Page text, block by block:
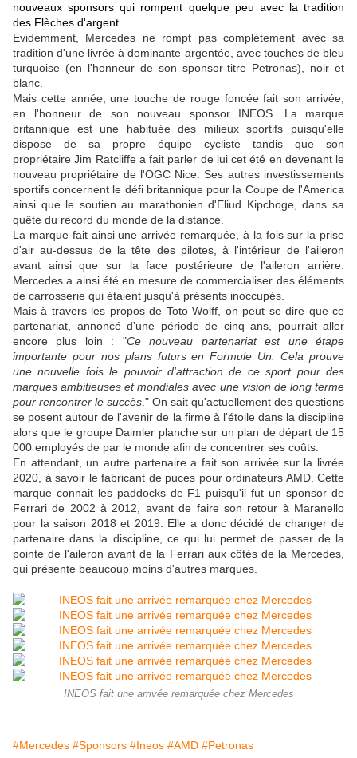
nouveaux sponsors qui rompent quelque peu avec la tradition
des Flèches d'argent.
Evidemment, Mercedes ne rompt pas complètement avec sa
tradition d'une livrée à dominante argentée, avec touches de bleu
turquoise (en l'honneur de son sponsor-titre Petronas), noir et
blanc.
Mais cette année, une touche de rouge foncée fait son arrivée,
en l'honneur de son nouveau sponsor INEOS. La marque
britannique est une habituée des milieux sportifs puisqu'elle
dispose de sa propre équipe cycliste tandis que son
propriétaire Jim Ratcliffe a fait parler de lui cet été en devenant le
nouveau propriétaire de l'OGC Nice. Ses autres investissements
sportifs concernent le défi britannique pour la Coupe de l'America
ainsi que le soutien au marathonien d'Eliud Kipchoge, dans sa
quête du record du monde de la distance.
La marque fait ainsi une arrivée remarquée, à la fois sur la prise
d'air au-dessus de la tête des pilotes, à l'intérieur de l'aileron
avant ainsi que sur la face postérieure de l'aileron arrière.
Mercedes a ainsi été en mesure de commercialiser des éléments
de carrosserie qui étaient jusqu'à présents inoccupés.
Mais à travers les propos de Toto Wolff, on peut se dire que ce
partenariat, annoncé d'une période de cinq ans, pourrait aller
encore plus loin : "Ce nouveau partenariat est une étape
importante pour nos plans futurs en Formule Un. Cela prouve
une nouvelle fois le pouvoir d'attraction de ce sport pour des
marques ambitieuses et mondiales avec une vision de long terme
pour rencontrer le succès ." On sait qu'actuellement des questions
se posent autour de l'avenir de la firme à l'étoile dans la discipline
alors que le groupe Daimler planche sur un plan de départ de 15
000 employés de par le monde afin de concentrer ses coûts.
En attendant, un autre partenaire a fait son arrivée sur la livrée
2020, à savoir le fabricant de puces pour ordinateurs AMD. Cette
marque connait les paddocks de F1 puisqu'il fut un sponsor de
Ferrari de 2002 à 2012, avant de faire son retour à Maranello
pour la saison 2018 et 2019. Elle a donc décidé de changer de
partenaire dans la discipline, ce qui lui permet de passer de la
pointe de l'aileron avant de la Ferrari aux côtés de la Mercedes,
qui présente beaucoup moins d'autres marques.
INEOS fait une arrivée remarquée chez Mercedes
#Mercedes #Sponsors #Ineos #AMD #Petronas